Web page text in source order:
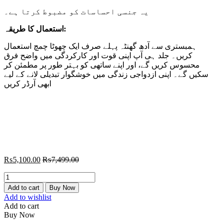
یہ جنسی احساسات کو مضبوط کرتا ہے۔
استعمال کا طریقہ:
ہمبستری سے آدھ گھنٹہ پہلے صرف ایک چھوٹا چمچ استعمال
کریں۔ جلد ہی آپ اپنی قوت اور کارکردگی میں واضح فرق
محسوس کریں گے، اور اپنے ساتھی کو بہتر طور پر مطمئن کر
سکیں گے۔ اپنی ازدواجی زندگی میں خوشگوار تبدیلی لانے کے لیے
ابھی آرڈر کریں
₨5,100.00 ₨7,499.00
Themra
Epimedium
Macun
240g
Jar
Add to cart Buy Now
Add to wishlist
Add to cart
Buy Now